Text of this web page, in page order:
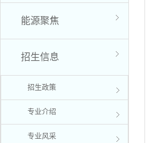
能源聚焦
招生信息
招生政策
专业介绍
专业风采